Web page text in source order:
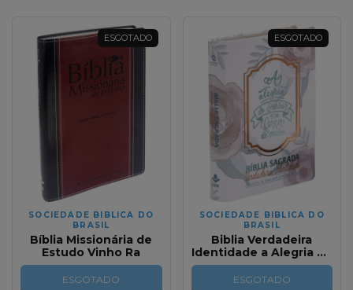
ESGOTADO
SOCIEDADE BIBLICA DO
BRASIL
Bíblia Missionária de
Estudo Vinho Ra
ESGOTADO
ESGOTADO
SOCIEDADE BIBLICA DO
BRASIL
Biblia Verdadeira
Identidade a Alegria do
Senhor e a
nossa Força NAA
ESGOTADO